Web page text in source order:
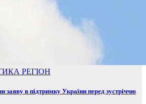
РЕГІОН
заяву в підтримку України перед зустріччю